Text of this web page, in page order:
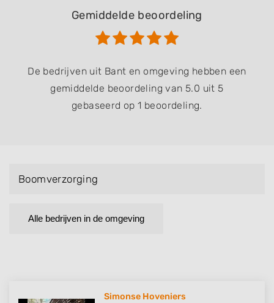
Gemiddelde beoordeling
De bedrijven uit Bant en omgeving hebben een
gemiddelde beoordeling van 5.0 uit 5
gebaseerd op 1 beoordeling.
Boomverzorging
Alle bedrijven in de omgeving
Simonse Hoveniers